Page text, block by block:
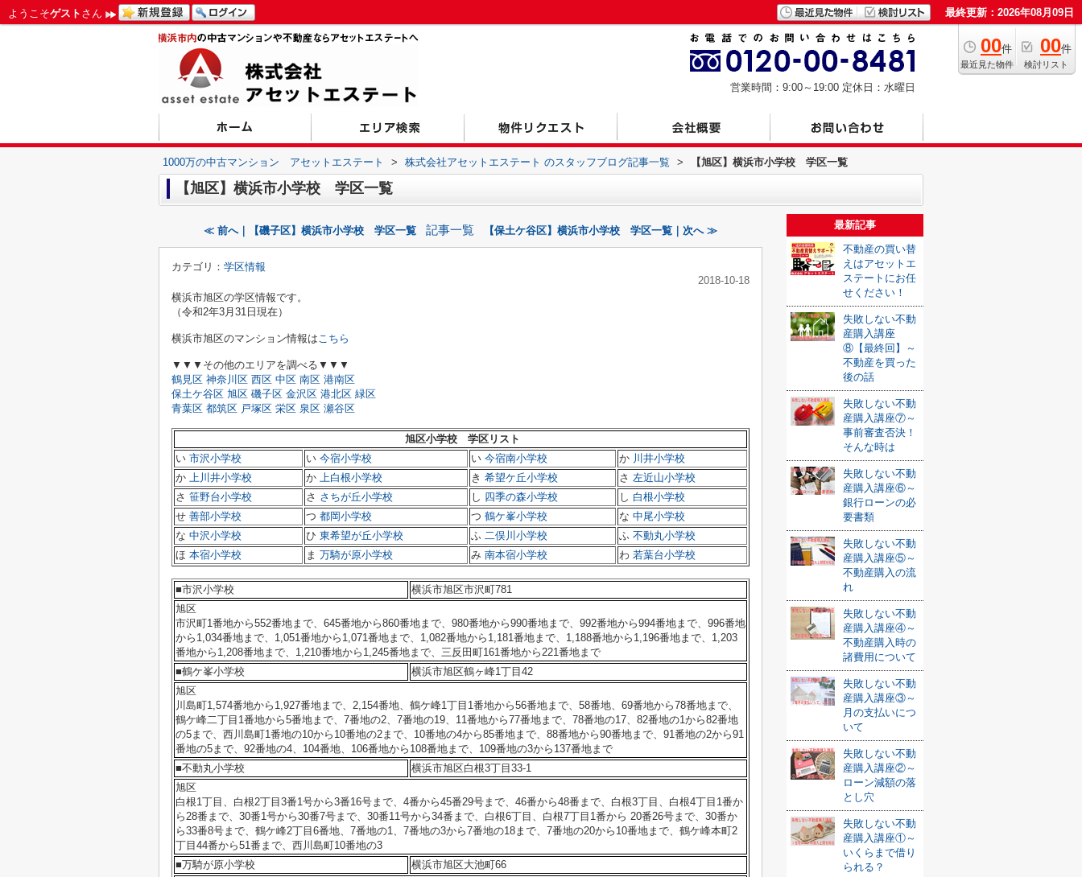
ようこそゲスト さん 最終更新：2026年08月09日
00件
最近見た物件
00件
検討リスト
営業時間：9:00～19:00 定休日：水曜日
1000万の中古マンション アセットエステート > 株式会社アセットエステート のスタッフブログ記事一覧 > 【旭区】横浜市小学校 学区一覧
【旭区】横浜市小学校 学区一覧
≪ 前へ｜【磯子区】横浜市小学校 学区一覧 記事一覧 【保土ケ谷区】横浜市小学校 学区一覧｜次へ ≫
カテゴリ： 学区情報
2018-10-18
横浜市旭区の学区情報です。
（令和2年3月31日現在）
横浜市旭区のマンション情報はこちら
▼▼▼その他のエリアを調べる▼▼▼
鶴見区 神奈川区 西区 中区 南区 港南区
保土ケ谷区 旭区 磯子区 金沢区 港北区 緑区
青葉区 都筑区 戸塚区 栄区 泉区 瀬谷区
旭区小学校 学区リスト
い 市沢小学校 い 今宿小学校 い 今宿南小学校 か 川井小学校
か 上川井小学校 か 上白根小学校 き 希望ケ丘小学校 さ 左近山小学校
さ 笹野台小学校 さ さちが丘小学校 し 四季の森小学校 し 白根小学校
せ 善部小学校 つ 都岡小学校 つ 鶴ケ峯小学校 な 中尾小学校
な 中沢小学校 ひ 東希望が丘小学校 ふ 二俣川小学校 ふ 不動丸小学校
ほ 本宿小学校 ま 万騎が原小学校 み 南本宿小学校 わ 若葉台小学校
■市沢小学校
横浜市旭区市沢町781
旭区
市沢町1番地から552番地まで、645番地から860番地まで、980番地から990番地まで、992番地から994番地まで、996番地
から1,034番地まで、1,051番地から1,071番地まで、1,082番地から1,181番地まで、1,188番地から1,196番地まで、1,203
番地から1,208番地まで、1,210番地から1,245番地まで、三反田町161番地から221番地まで
■鶴ケ峯小学校
横浜市旭区鶴ヶ峰1丁目42
旭区
川島町1,574番地から1,927番地まで、2,154番地、鶴ケ峰1丁目1番地から56番地まで、58番地、69番地から78番地まで、
鶴ケ峰二丁目1番地から5番地まで、7番地の2、7番地の19、11番地から77番地まで、78番地の17、82番地の1から82番地
の5まで、西川島町1番地の10から10番地の2まで、10番地の4から85番地まで、88番地から90番地まで、91番地の2から91
番地の5まで、92番地の4、104番地、106番地から108番地まで、109番地の3から137番地まで
■不動丸小学校
横浜市旭区白根3丁目33-1
旭区
白根1丁目、白根2丁目3番1号から3番16号まで、4番から45番29号まで、46番から48番まで、白根3丁目、白根4丁目1番か
ら28番まで、30番1号から30番7号まで、30番11号から34番まで、白根6丁目、白根7丁目1番から 20番26号まで、30番か
ら33番8号まで、鶴ケ峰2丁目6番地、7番地の1、7番地の3から7番地の18まで、7番地の20から10番地まで、鶴ケ峰本町2
丁目44番から51番まで、西川島町10番地の3
■万騎が原小学校
横浜市旭区大池町66
最新記事
不動産の買い替
えはアセットエ
ステートにお任
せください！
失敗しない不動
産購入講座
⑧【最終回】～
不動産を買った
後の話
失敗しない不動
産購入講座⑦～
事前審査否決！
そんな時は
失敗しない不動
産購入講座⑥～
銀行ローンの必
要書類
失敗しない不動
産購入講座⑤～
不動産購入の流
れ
失敗しない不動
産購入講座④～
不動産購入時の
諸費用について
失敗しない不動
産購入講座③～
月の支払いにつ
いて
失敗しない不動
産購入講座②～
ローン減額の落
とし穴
失敗しない不動
産購入講座①～
いくらまで借り
られる？